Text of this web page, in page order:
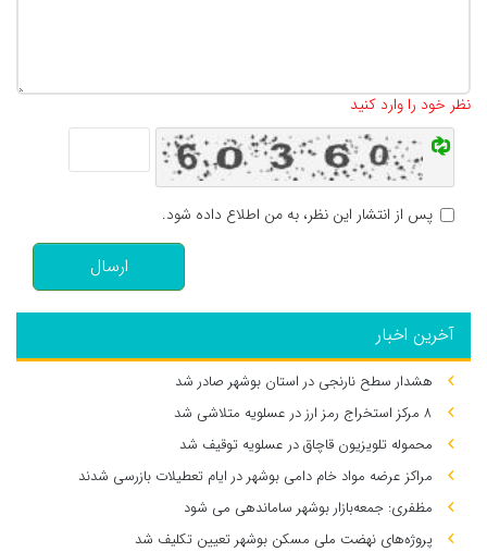
نظر خود را وارد کنید
پس از انتشار این نظر، به من اطلاع داده شود.
ارسال
آخرین اخبار
هشدار سطح نارنجی در استان بوشهر صادر شد
۸ مرکز استخراج رمز ارز در عسلویه متلاشی شد
محموله تلویزیون قاچاق در عسلویه توقیف شد
مراکز عرضه مواد خام دامی بوشهر در ایام تعطیلات بازرسی شدند
مظفری: جمعه‌بازار بوشهر ساماندهی می‌ شود
پروژه‌های نهضت ملی مسکن بوشهر تعیین تکلیف شد